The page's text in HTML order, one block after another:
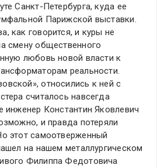
Санкт-Петербурга, куда ее
Парижской выставки.
как говорится, и куры не
смену общественного
любовь новой власти к
реальности.
относились к ней с
считалось навсегда
инженер Константин Яковлевич
и правда потеряли
этот самоотверженный
на нашем металлургическом
Филиппа Федотовича